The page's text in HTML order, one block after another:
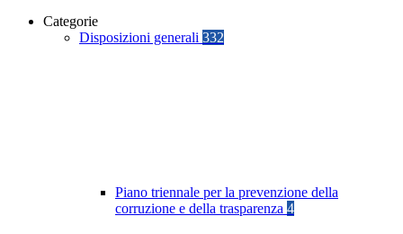
Categorie
Disposizioni generali 332
Piano triennale per la prevenzione della
corruzione e della trasparenza 4